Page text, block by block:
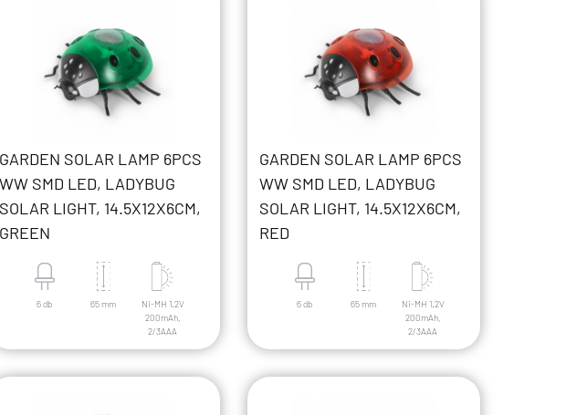
GARDEN SOLAR LAMP 6PCS
WW SMD LED, LADYBUG
SOLAR LIGHT, 14.5X12X6CM,
GREEN
6 db 65 mm
Ni-MH 1.2V
200mAh,
2/3AAA
GARDEN SOLAR LAMP 6PCS
WW SMD LED, LADYBUG
SOLAR LIGHT, 14.5X12X6CM,
RED
6 db 65 mm
Ni-MH 1.2V
200mAh,
2/3AAA